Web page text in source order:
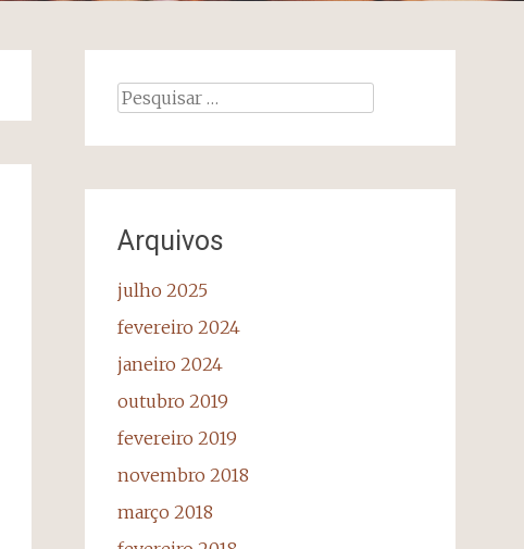
Pesquisar
Arquivos
julho 2025
fevereiro 2024
janeiro 2024
outubro 2019
fevereiro 2019
novembro 2018
março 2018